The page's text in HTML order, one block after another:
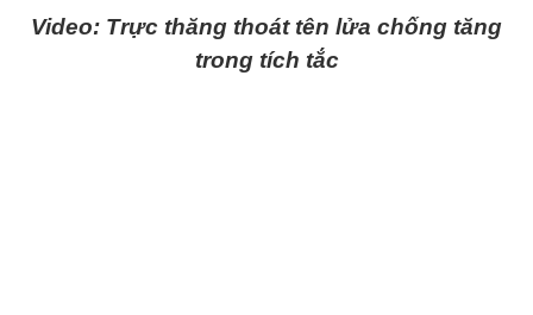
Video: Trực thăng thoát tên lửa chống tăng
trong tích tắc